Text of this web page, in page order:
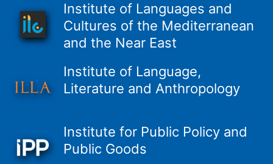
Institute of Languages and
Cultures of the Mediterranean
and the Near East
Institute of Language,
Literature and Anthropology
Institute for Public Policy and
Public Goods